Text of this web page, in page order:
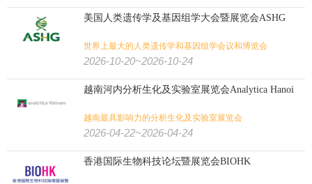
美国人类遗传学及基因组学大会暨展览会ASHG
世界上最大的人类遗传学和基因组学会议和博览会
2026-10-20~2026-10-24
越南河内分析生化及实验室展览会Analytica Hanoi
越南最具影响力的分析生化及实验室展览会
2026-04-22~2026-04-24
香港国际生物科技论坛暨展览会BIOHK